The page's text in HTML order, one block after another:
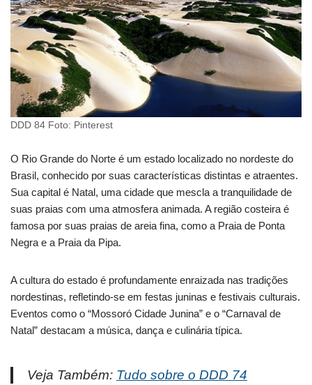
DDD 84 Foto: Pinterest
O Rio Grande do Norte é um estado localizado no nordeste do
Brasil, conhecido por suas características distintas e atraentes.
Sua capital é Natal, uma cidade que mescla a tranquilidade de
suas praias com uma atmosfera animada. A região costeira é
famosa por suas praias de areia fina, como a Praia de Ponta
Negra e a Praia da Pipa.
A cultura do estado é profundamente enraizada nas tradições
nordestinas, refletindo-se em festas juninas e festivais culturais.
Eventos como o “Mossoró Cidade Junina” e o “Carnaval de
Natal” destacam a música, dança e culinária típica.
Veja Também: Tudo sobre o DDD 74